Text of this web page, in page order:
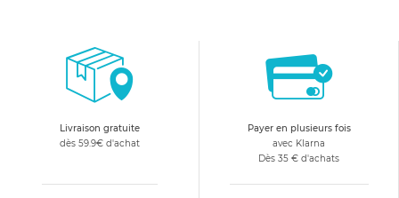
Livraison gratuite
dès 59.9€ d'achat
Payer en plusieurs fois
avec Klarna
Dès 35 € d'achats